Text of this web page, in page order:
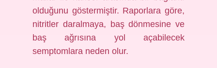
olduğunu göstermiştir. Raporlara göre,
nitritler daralmaya, baş dönmesine ve
baş ağrısına yol açabilecek
semptomlara neden olur.